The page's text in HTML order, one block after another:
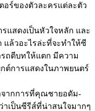
อร์ของตัวละครแต่ละตัว
แสดงเป็นหัวใจหลัก และ
แล้วอะไรล่ะที่จะทำให้ซี
รถตีบทให้แตก มีความ
กต์การแสดงในภาพยนตร์
จากการที่คุณชายอดัม-
าเป็นซีรีส์ที่น่าสนใจมากๆ